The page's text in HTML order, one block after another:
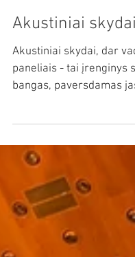
Akustiniai
Akustiniai skydai, dar
paneliais - tai įrenginys
bangas, paversdamas